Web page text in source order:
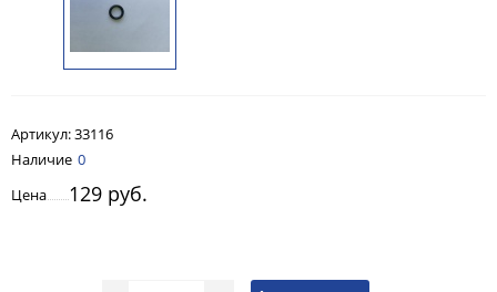
Артикул:33116
Наличие 0
Цена
129 руб.